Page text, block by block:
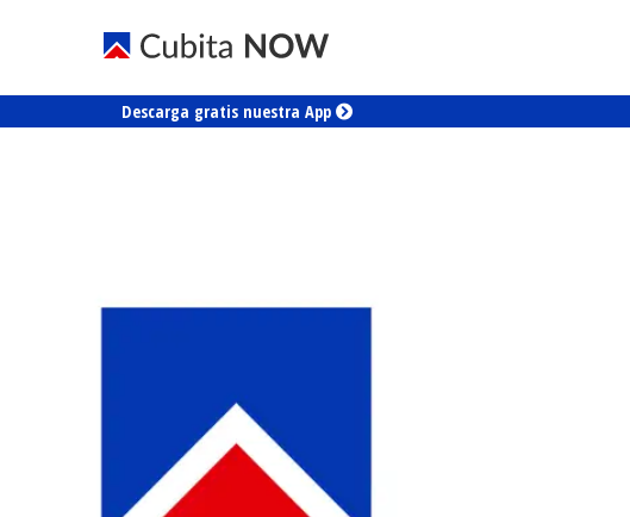
Descarga gratis nuestra App